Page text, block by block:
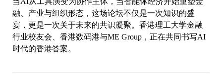
融、产业与组织形态，这场论坛不仅是一次知识的盛
宴，更是一次关于未来的共识凝聚。香港理工大学金融
行业校友会、香港数码港与ME Group，正在共同书写AI
时代的香港答案。